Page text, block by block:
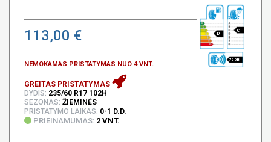
113,00 €
NEMOKAMAS PRISTATYMAS NUO 4 VNT.
D
C
72 DB
GREITAS PRISTATYMAS
DYDIS: 235/60 R17 102H
SEZONAS: ŽIEMINĖS
PRISTATYMO LAIKAS: 0-1 D.D.
PRIEINAMUMAS: 2 VNT.